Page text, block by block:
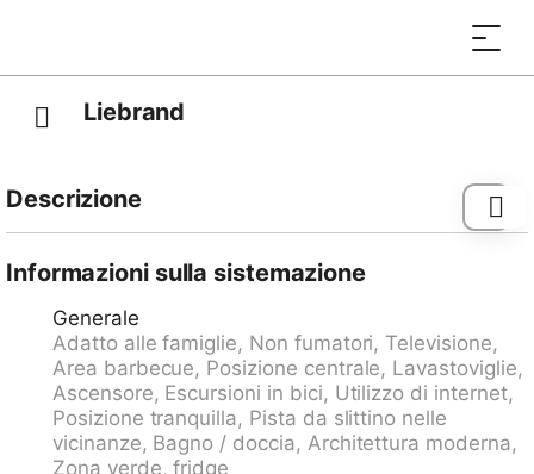
Liebrand
Descrizione
ferroviaria "Chur Altstadt" 7.6 km, porto "Chastè" 42.1
Informazioni sulla sistemazione
Generale
Adatto alle famiglie, Non fumatori, Televisione,
Area barbecue, Posizione centrale, Lavastoviglie,
Ascensore, Escursioni in bici, Utilizzo di internet,
Posizione tranquilla, Pista da slittino nelle
vicinanze, Bagno / doccia, Architettura moderna,
Zona verde, fridge